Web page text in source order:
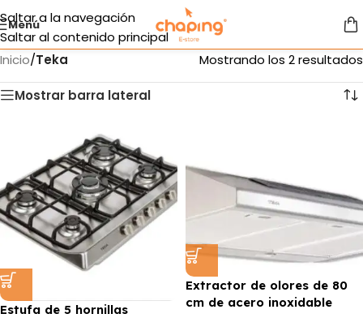
Saltar a la navegación
Saltar al contenido principal
Menú
Inicio/Teka Mostrando los 2 resultados
Mostrar barra lateral
Estufa de 5 hornillas
Extractor de olores de 80
cm de acero inoxidable